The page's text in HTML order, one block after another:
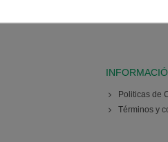
Politicas de
Términos y